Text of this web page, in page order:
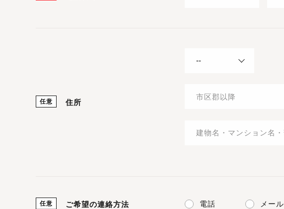
任意 住所
任意 ご希望の連絡方法 電話 メール